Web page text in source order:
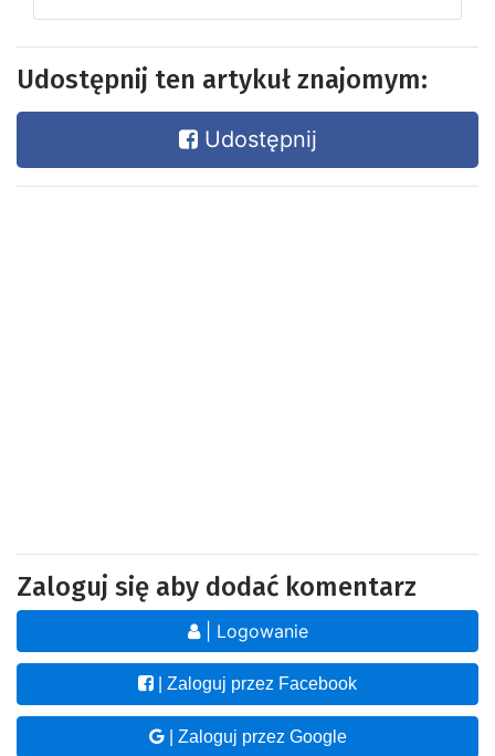
Udostępnij ten artykuł znajomym:
Udostępnij
Zaloguj się aby dodać komentarz
| Logowanie
| Zaloguj przez Facebook
| Zaloguj przez Google